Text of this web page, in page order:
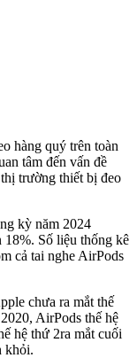
hàng quý trên toàn
tâm đến vấn đề
trường thiết bị đeo
kỳ năm 2024
Số liệu thống kê
cả tai nghe AirPods
chưa ra mắt thế
AirPods thế hệ
hệ thứ 2ra mắt cuối
khỏi.